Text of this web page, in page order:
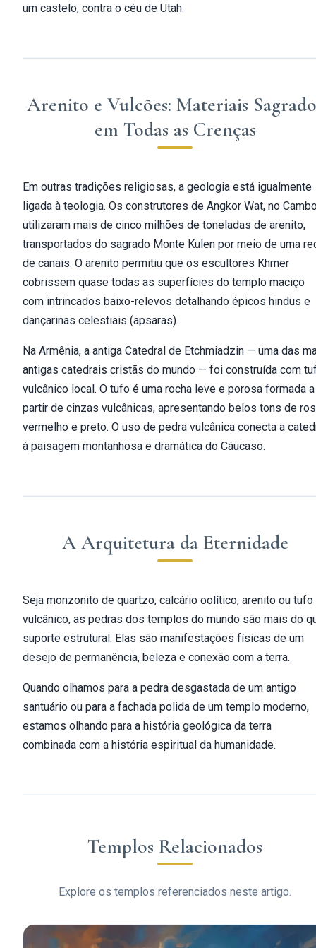
um castelo, contra o céu de Utah.
Arenito e Vulcões: Materiais
em Todas as Crenças
Em outras tradições religiosas, a geologia está igualmente
ligada à teologia. Os construtores de Angkor Wat, no
utilizaram mais de cinco milhões de toneladas de arenito,
transportados do sagrado Monte Kulen por meio de uma
de canais. O arenito permitiu que os escultores Khmer
cobrissem quase todas as superfícies do templo maciço
com intrincados baixo-relevos detalhando épicos hindus e
dançarinas celestiais (apsaras).
Na Armênia, a antiga Catedral de Etchmiadzin — uma das
antigas catedrais cristãs do mundo — foi construída com
vulcânico local. O tufo é uma rocha leve e porosa formada a
partir de cinzas vulcânicas, apresentando belos tons de
vermelho e preto. O uso de pedra vulcânica conecta a
à paisagem montanhosa e dramática do Cáucaso.
A Arquitetura da Eternidade
Seja monzonito de quartzo, calcário oolítico, arenito ou tufo
vulcânico, as pedras dos templos do mundo são mais do
suporte estrutural. Elas são manifestações físicas de um
desejo de permanência, beleza e conexão com a terra.
Quando olhamos para a pedra desgastada de um antigo
santuário ou para a fachada polida de um templo moderno,
estamos olhando para a história geológica da terra
combinada com a história espiritual da humanidade.
Templos Relacionados
Explore os templos referenciados neste artigo.